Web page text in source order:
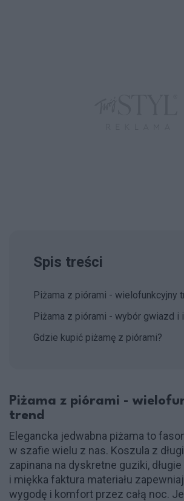
Spis treści
Piżama z piórami - wielofunkcyjny
Piżama z piórami - wybór gwiazd i
Gdzie kupić piżamę z piórami?
Piżama z piórami -
trend
Elegancka jedwabna piżama to
w szafie wielu z nas. Koszula z
zapinana na dyskretne guziki,
i miękka faktura materiału
wygodę i komfort przez całą noc.